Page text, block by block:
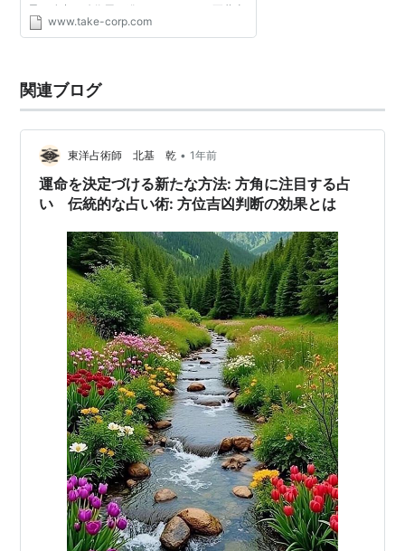
星の強力な凶作用を発します。これは五黄土
星の「九星」をもった人が特別不幸というわ
www.take-corp.com
関連ブログ
東洋占術師 北基 乾 • 1年前
運命を決定づける新たな方法: 方角に注目する占
い 伝統的な占い術: 方位吉凶判断の効果とは